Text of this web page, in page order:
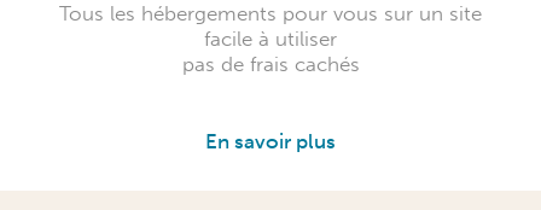
Tous les hébergements pour vous sur un site
facile à utiliser
pas de frais cachés
En savoir plus